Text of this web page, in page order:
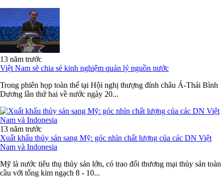
13 năm trước
Việt Nam sẽ chia sẻ kinh nghiệm quản lý nguồn nước
Trong phiên họp toàn thể tại Hội nghị thượng đỉnh châu Á-Thái Bình
Dương lần thứ hai về nước ngày 20...
13 năm trước
Xuất khẩu thủy sản sang Mỹ: góc nhìn chất lượng của các DN Việt
Nam và Indonesia
Mỹ là nước tiêu thụ thủy sản lớn, có trao đổi thương mại thủy sản toàn
cầu với tổng kim ngạch 8 - 10...